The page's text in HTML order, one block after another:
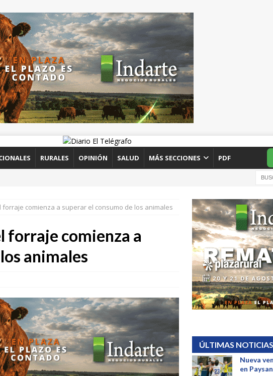
RURALES OPINIÓN SALUD MÁS SECCIONES PDF
forraje comienza a superar el consumo de los animales
forraje comienza a
animales
ÚLTIMAS NOTICIAS
Nueva
en